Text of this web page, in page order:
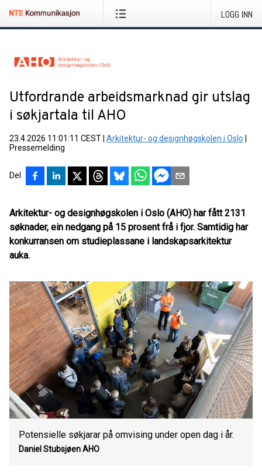
LOGG INN
Utfordrande arbeidsmarknad gir utslag
i søkjartala til AHO
23.4.2026 11:01:11 CEST Arkitektur- og designhøgskolen i Oslo
Pressemelding
Del
Arkitektur- og designhøgskolen i Oslo (AHO) har fått 2131
søknader, ein nedgang på 15 prosent frå i fjor. Samtidig har
konkurransen om studieplassane i landskapsarkitektur
auka.
Potensielle søkjarar på omvising under open dag i år.
Daniel StubsjøenAHO